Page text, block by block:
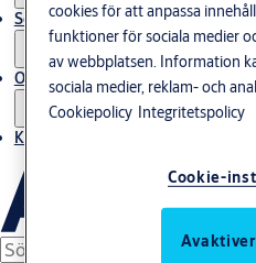
Service
Om oss
Kontakta oss
cookies för att anpassa
funktioner för sociala medier
av webbplatsen. Information
sociala medier, reklam- och
Cookiepolicy Integritetspolicy
Cookie-